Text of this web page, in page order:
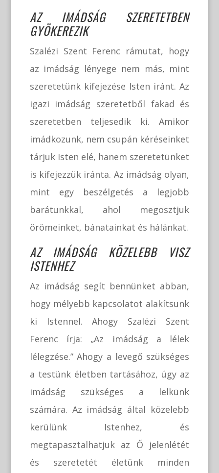
AZ IMÁDSÁG SZERETETBEN
GYÖKEREZIK
Szalézi Szent Ferenc rámutat, hogy
az imádság lényege nem más, mint
szeretetünk kifejezése Isten iránt. Az
igazi imádság szeretetből fakad és
szeretetben teljesedik ki. Amikor
imádkozunk, nem csupán kéréseinket
tárjuk Isten elé, hanem szeretetünket
is kifejezzük iránta. Az imádság olyan,
mint egy beszélgetés a legjobb
barátunkkal, ahol megosztjuk
örömeinket, bánatainkat és hálánkat.
AZ IMÁDSÁG KÖZELEBB VISZ
ISTENHEZ
Az imádság segít bennünket abban,
hogy mélyebb kapcsolatot alakítsunk
ki Istennel. Ahogy Szalézi Szent
Ferenc írja: „Az imádság a lélek
lélegzése.” Ahogy a levegő szükséges
a testünk életben tartásához, úgy az
imádság szükséges a lelkünk
számára. Az imádság által közelebb
kerülünk Istenhez, és
megtapasztalhatjuk az Ő jelenlétét
és szeretetét életünk minden